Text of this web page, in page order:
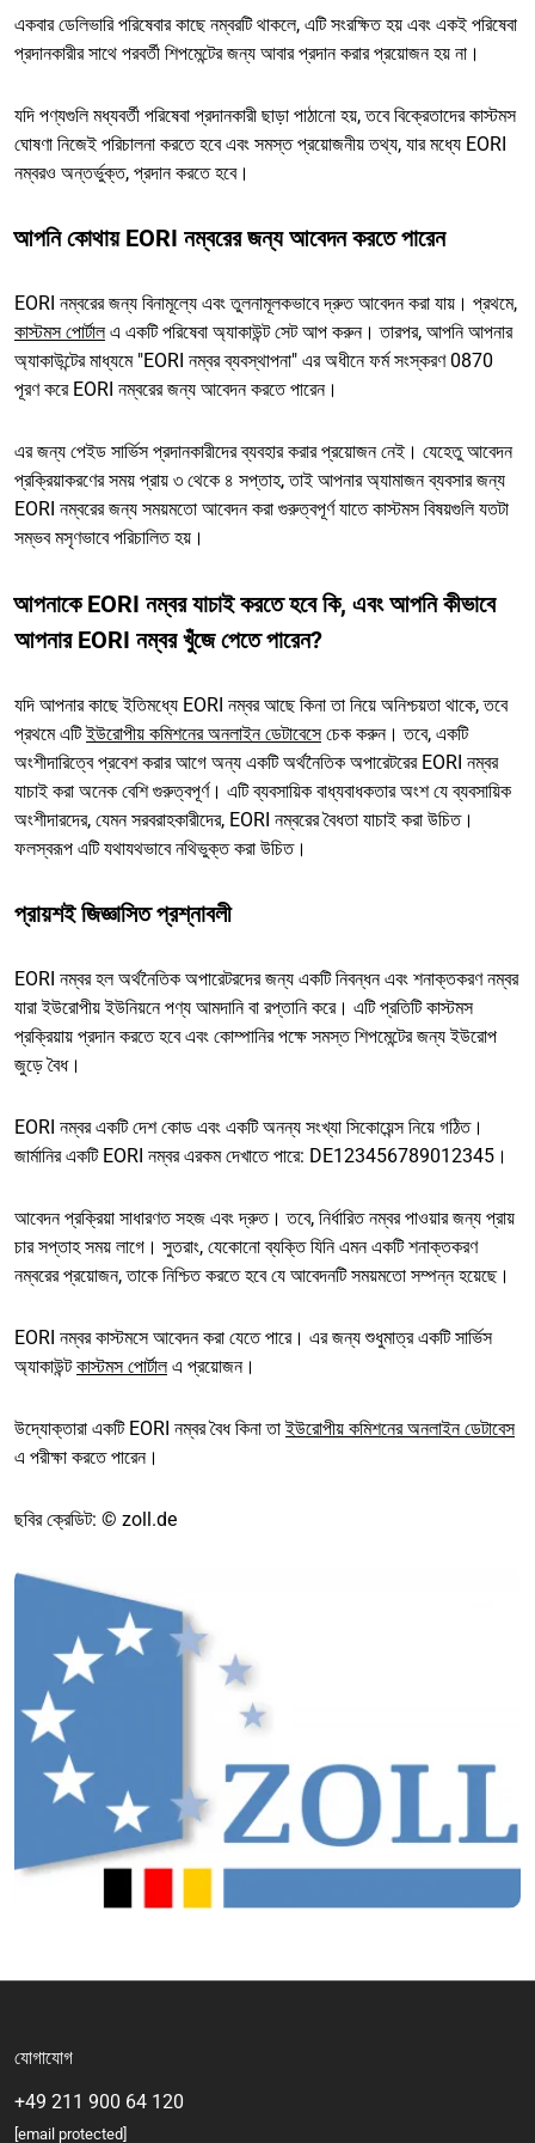
একবার ডেলিভারি পরিষেবার কাছে নম্বরটি থাকলে, এটি সংরক্ষিত হয় এবং একই পরিষেবা
প্রদানকারীর সাথে পরবর্তী শিপমেন্টের জন্য আবার প্রদান করার প্রয়োজন হয় না।
যদি পণ্যগুলি মধ্যবর্তী পরিষেবা প্রদানকারী ছাড়া পাঠানো হয়, তবে বিক্রেতাদের কাস্টমস
ঘোষণা নিজেই পরিচালনা করতে হবে এবং সমস্ত প্রয়োজনীয় তথ্য, যার মধ্যে EORI
নম্বরও অন্তর্ভুক্ত, প্রদান করতে হবে।
আপনি কোথায় EORI নম্বরের জন্য আবেদন করতে পারেন
EORI নম্বরের জন্য বিনামূল্যে এবং তুলনামূলকভাবে দ্রুত আবেদন করা যায়। প্রথমে,
কাস্টমস পোর্টালএ একটি পরিষেবা অ্যাকাউন্ট সেট আপ করুন। তারপর, আপনি আপনার
অ্যাকাউন্টের মাধ্যমে "EORI নম্বর ব্যবস্থাপনা" এর অধীনে ফর্ম সংস্করণ 0870
পূরণ করে EORI নম্বরের জন্য আবেদন করতে পারেন।
এর জন্য পেইড সার্ভিস প্রদানকারীদের ব্যবহার করার প্রয়োজন নেই। যেহেতু আবেদন
প্রক্রিয়াকরণের সময় প্রায় ৩ থেকে ৪ সপ্তাহ, তাই আপনার অ্যামাজন ব্যবসার জন্য
EORI নম্বরের জন্য সময়মতো আবেদন করা গুরুত্বপূর্ণ যাতে কাস্টমস বিষয়গুলি যতটা
সম্ভব মসৃণভাবে পরিচালিত হয়।
আপনাকে EORI নম্বর যাচাই করতে হবে কি, এবং আপনি কীভাবে
আপনার EORI নম্বর খুঁজে পেতে পারেন?
যদি আপনার কাছে ইতিমধ্যে EORI নম্বর আছে কিনা তা নিয়ে অনিশ্চয়তা থাকে, তবে
প্রথমে এটিইউরোপীয় কমিশনের অনলাইন ডেটাবেসেচেক করুন। তবে, একটি
অংশীদারিত্বে প্রবেশ করার আগে অন্য একটি অর্থনৈতিক অপারেটরের EORI নম্বর
যাচাই করা অনেক বেশি গুরুত্বপূর্ণ। এটি ব্যবসায়িক বাধ্যবাধকতার অংশ যে ব্যবসায়িক
অংশীদারদের, যেমন সরবরাহকারীদের, EORI নম্বরের বৈধতা যাচাই করা উচিত।
ফলস্বরূপ এটি যথাযথভাবে নথিভুক্ত করা উচিত।
প্রায়শই জিজ্ঞাসিত প্রশ্নাবলী
EORI নম্বর হল অর্থনৈতিক অপারেটরদের জন্য একটি নিবন্ধন এবং শনাক্তকরণ নম্বর
যারা ইউরোপীয় ইউনিয়নে পণ্য আমদানি বা রপ্তানি করে। এটি প্রতিটি কাস্টমস
প্রক্রিয়ায় প্রদান করতে হবে এবং কোম্পানির পক্ষে সমস্ত শিপমেন্টের জন্য ইউরোপ
জুড়ে বৈধ।
EORI নম্বর একটি দেশ কোড এবং একটি অনন্য সংখ্যা সিকোয়েন্স নিয়ে গঠিত।
জার্মানির একটি EORI নম্বর এরকম দেখাতে পারে: DE123456789012345।
আবেদন প্রক্রিয়া সাধারণত সহজ এবং দ্রুত। তবে, নির্ধারিত নম্বর পাওয়ার জন্য প্রায়
চার সপ্তাহ সময় লাগে। সুতরাং, যেকোনো ব্যক্তি যিনি এমন একটি শনাক্তকরণ
নম্বরের প্রয়োজন, তাকে নিশ্চিত করতে হবে যে আবেদনটি সময়মতো সম্পন্ন হয়েছে।
EORI নম্বর কাস্টমসে আবেদন করা যেতে পারে। এর জন্য শুধুমাত্র একটি সার্ভিস
অ্যাকাউন্টকাস্টমস পোর্টালএ প্রয়োজন।
উদ্যোক্তারা একটি EORI নম্বর বৈধ কিনা তাইউরোপীয় কমিশনের অনলাইন ডেটাবেস
এ পরীক্ষা করতে পারেন।
ছবির ক্রেডিট: © zoll.de
যোগাযোগ
+49 211 900 64 120
[email protected]